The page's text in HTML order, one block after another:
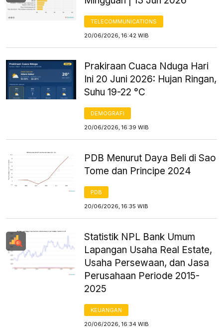
TELECOMMUNICATIONS
20/06/2026, 16:42 WIB
Prakiraan Cuaca Nduga Hari
Ini 20 Juni 2026: Hujan Ringan,
Suhu 19-22 °C
DEMOGRAFI
20/06/2026, 16:39 WIB
PDB Menurut Daya Beli di Sao
Tome dan Principe 2024
PDB
20/06/2026, 16:35 WIB
Statistik NPL Bank Umum
Lapangan Usaha Real Estate,
Usaha Persewaan, dan Jasa
Perusahaan Periode 2015-
2025
KEUANGAN
20/06/2026, 16:34 WIB